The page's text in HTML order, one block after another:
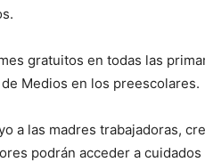
gratuitos en todas las
Medios en los preescolares.
a las madres trabajadoras,
podrán acceder a